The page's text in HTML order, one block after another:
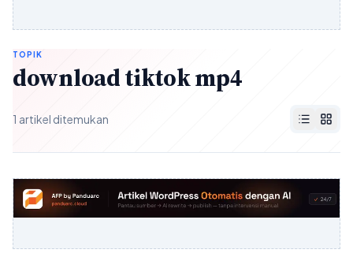
TOPIK
download tiktok mp4
1 artikel ditemukan